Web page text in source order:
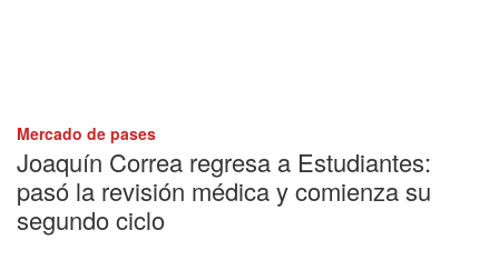
Mercado de pases
Joaquín Correa regresa a Estudiantes:
pasó la revisión médica y comienza su
segundo ciclo